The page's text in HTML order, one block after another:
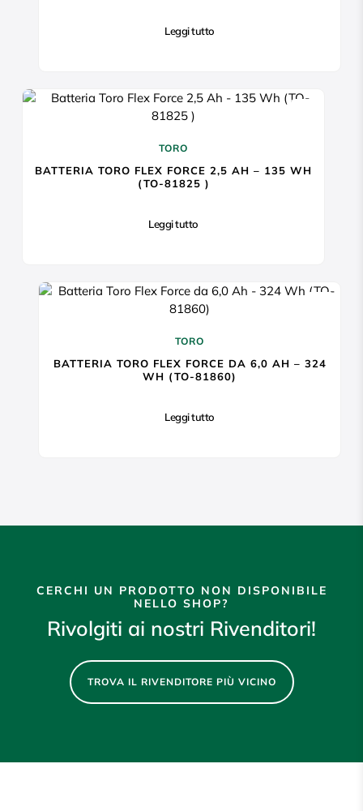
Leggi tutto
TORO
BATTERIA TORO FLEX FORCE 2,5 AH – 135 WH
(TO-81825 )
Leggi tutto
TORO
BATTERIA TORO FLEX FORCE DA 6,0 AH – 324
WH (TO-81860)
Leggi tutto
CERCHI UN PRODOTTO NON DISPONIBILE
NELLO SHOP?
Rivolgiti ai nostri Rivenditori!
TROVA IL RIVENDITORE PIÙ VICINO